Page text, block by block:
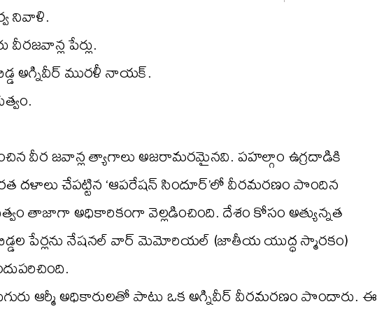
నివాళి.
పేర్లు.
అగ్నివీర్ మురళీ నాయక్.
వీర జవాన్ల త్యాగాలు అజరామరమైనవి. పహల్గాం ఉగ్రదాడికి
దళాలు చేపట్టిన ‘ఆపరేషన్ సిందూర్’లో వీరమరణం పొందిన
తాజాగా అధికారికంగా వెల్లడించింది. దేశం కోసం అత్యున్నత
పేర్లను నేషనల్ వార్ మెమోరియల్ (జాతీయ యుద్ధ స్మారకం)
ఆర్మీ అధికారులతో పాటు ఒక అగ్నివీర్ వీరమరణం పొందారు. ఈ